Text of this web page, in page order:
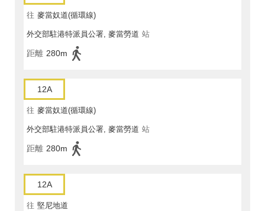
往 麥當奴道(循環線)
外交部駐港特派員公署, 麥當勞道 站
距離 280m
12A
往 麥當奴道(循環線)
外交部駐港特派員公署, 麥當勞道 站
距離 280m
12A
往 堅尼地道